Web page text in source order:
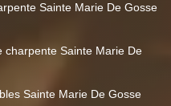
Sainte Marie De Gosse
charpente Sainte Marie De
Sainte Marie De Gosse